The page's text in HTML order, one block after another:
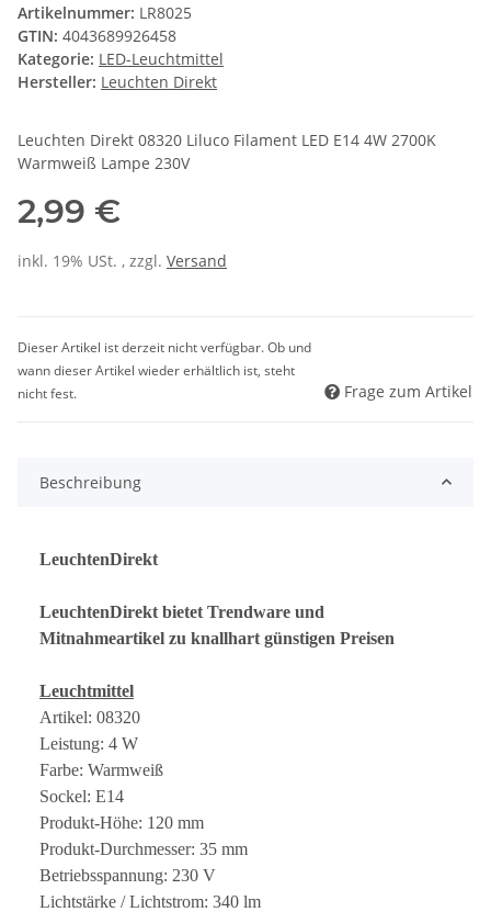
Artikelnummer: LR8025
GTIN: 4043689926458
Kategorie: LED-Leuchtmittel
Hersteller: Leuchten Direkt
Leuchten Direkt 08320 Liluco Filament LED E14 4W 2700K
Warmweiß Lampe 230V
2,99 €
inkl. 19% USt. , zzgl. Versand
Dieser Artikel ist derzeit nicht verfügbar. Ob und
wann dieser Artikel wieder erhältlich ist, steht
nicht fest.
Frage zum Artikel
Beschreibung
LeuchtenDirekt
LeuchtenDirekt bietet Trendware und
Mitnahmeartikel zu knallhart günstigen Preisen
Leuchtmittel
Artikel: 08320
Leistung: 4 W
Farbe: Warmweiß
Sockel: E14
Produkt-Höhe: 120 mm
Produkt-Durchmesser: 35 mm
Betriebsspannung: 230 V
Lichtstärke / Lichtstrom: 340 lm